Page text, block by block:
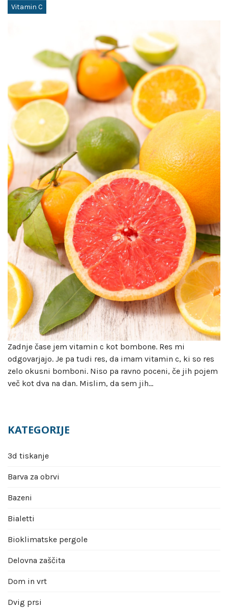
Vitamin C
Zadnje čase jem vitamin c kot bombone. Res mi
odgovarjajo. Je pa tudi res, da imam vitamin c, ki so res
zelo okusni bomboni. Niso pa ravno poceni, če jih pojem
več kot dva na dan. Mislim, da sem jih…
KATEGORIJE
3d tiskanje
Barva za obrvi
Bazeni
Bialetti
Bioklimatske pergole
Delovna zaščita
Dom in vrt
Dvig prsi